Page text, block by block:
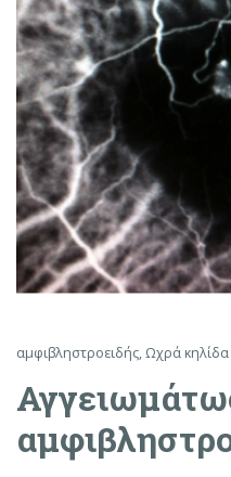
αμφιβληστροειδής,Ωχρά κηλίδα